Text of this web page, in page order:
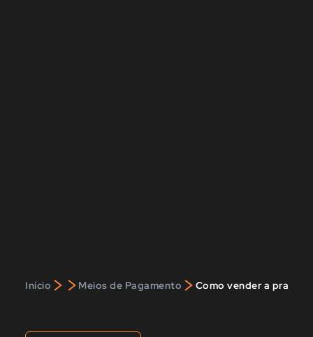
Início >> Meios de Pagamento > Como vender a prazo